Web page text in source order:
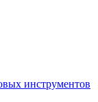
инструментов